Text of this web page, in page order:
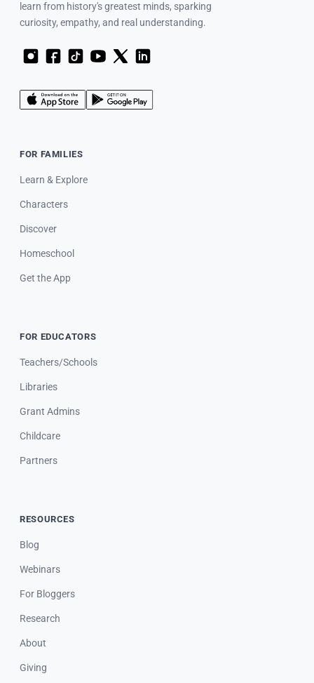
learn from history's greatest minds, sparking
curiosity, empathy, and real understanding.
FOR FAMILIES
Learn & Explore
Characters
Discover
Homeschool
Get the App
FOR EDUCATORS
Teachers/Schools
Libraries
Grant Admins
Childcare
Partners
RESOURCES
Blog
Webinars
For Bloggers
Research
About
Giving